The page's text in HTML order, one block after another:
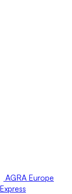
AGRA Europe